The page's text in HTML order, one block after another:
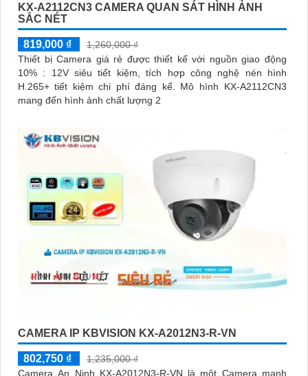
KX-A2112CN3 CAMERA QUAN SÁT HÌNH ẢNH
SẮC NÉT
819,000 ₫
1,260,000 ₫
Thiết bị Camera giá rẻ được thiết kế với nguồn giao động
10% : 12V siêu tiết kiệm, tích hợp công nghệ nén hình
H.265+ tiết kiệm chi phí đáng kể. Mô hình KX-A2112CN3
mang đến hình ảnh chất lượng 2
CAMERA IP KBVISION KX-A2012N3-R-VN
802,750 ₫
1,235,000 ₫
Camera An Ninh KX-A2012N3-R-VN là một Camera mạnh